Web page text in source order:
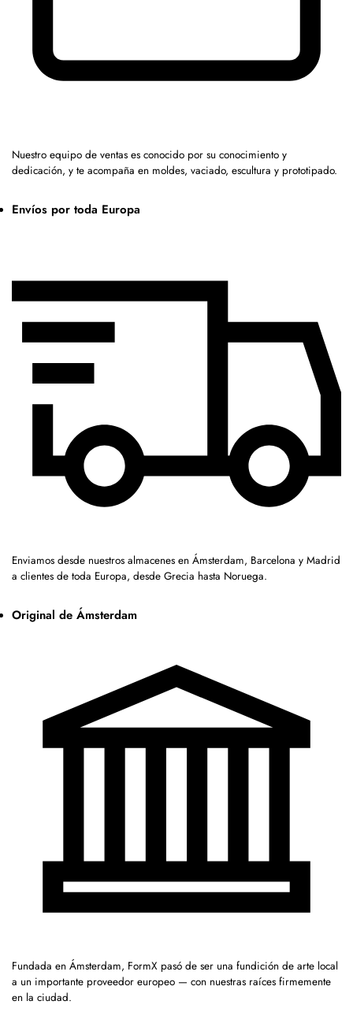
Nuestro equipo de ventas es conocido por su conocimiento y
dedicación, y te acompaña en moldes, vaciado, escultura y prototipado.
Envíos por toda Europa
Enviamos desde nuestros almacenes en Ámsterdam, Barcelona y Madrid
a clientes de toda Europa, desde Grecia hasta Noruega.
Original de Ámsterdam
Fundada en Ámsterdam, FormX pasó de ser una fundición de arte local
a un importante proveedor europeo — con nuestras raíces firmemente
en la ciudad.